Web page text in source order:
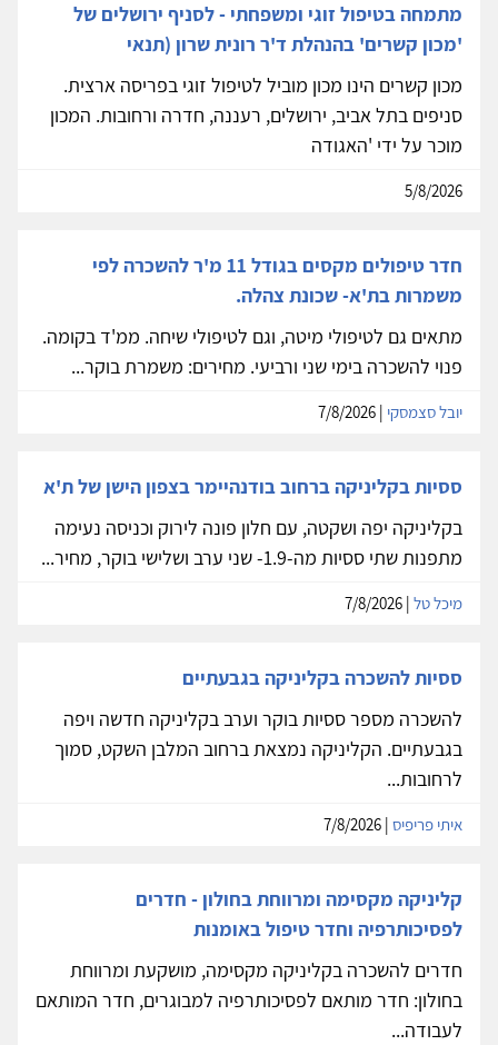
מתמחה בטיפול זוגי ומשפחתי - לסניף ירושלים של
'מכון קשרים' בהנהלת ד'ר רונית שרון (תנאי
מכון קשרים הינו מכון מוביל לטיפול זוגי בפריסה ארצית.
סניפים בתל אביב, ירושלים, רעננה, חדרה ורחובות. המכון
מוכר על ידי 'האגודה
5/8/2026
חדר טיפולים מקסים בגודל 11 מ'ר להשכרה לפי
משמרות בת'א- שכונת צהלה.
מתאים גם לטיפולי מיטה, וגם לטיפולי שיחה. ממ'ד בקומה.
פנוי להשכרה בימי שני ורביעי. מחירים: משמרת בוקר...
יובל סצמסקי
ססיות בקליניקה ברחוב בודנהיימר בצפון הישן של ת'א
בקליניקה יפה ושקטה, עם חלון פונה לירוק וכניסה נעימה
מתפנות שתי ססיות מה-1.9- שני ערב ושלישי בוקר, מחיר...
מיכל טל
ססיות להשכרה בקליניקה בגבעתיים
להשכרה מספר ססיות בוקר וערב בקליניקה חדשה ויפה
בגבעתיים. הקליניקה נמצאת ברחוב המלבן השקט, סמוך
לרחובות...
איתי פריפיס
קליניקה מקסימה ומרווחת בחולון - חדרים
לפסיכותרפיה וחדר טיפול באומנות
חדרים להשכרה בקליניקה מקסימה, מושקעת ומרווחת
בחולון: חדר מותאם לפסיכותרפיה למבוגרים, חדר המותאם
לעבודה...